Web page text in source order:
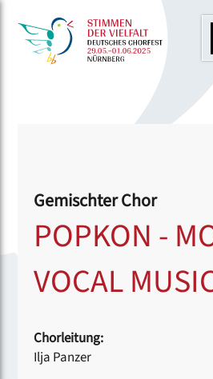
Gemischter Chor
POPKON -
VOCAL
Chorleitung:
Ilja Panzer